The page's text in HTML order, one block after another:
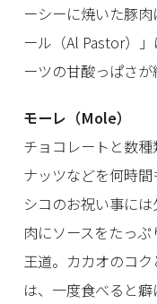
ーシーに焼いた豚
ール（Al Pastor）
ーツの甘酸っぱさ
モーレ（Mole）
チョコレートと数種
ナッツなどを何時
シコのお祝い事に
肉にソースをたっ
王道。カカオのコ
は、一度食べると癖